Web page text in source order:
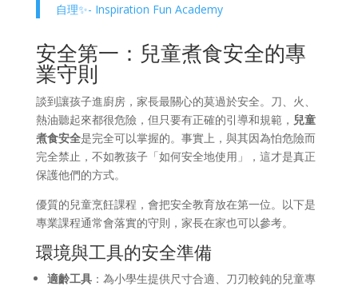
自理✨- Inspiration Fun Academy
安全第一：兒童煮食安全的專
業守則
談到讓孩子進廚房，家長最關心的莫過於安全。刀、火、
熱油聽起來都很危險，但只要有正確的引導和規範， 兒童
煮食安全是完全可以掌握的。事實上，與其因為怕危險而
完全禁止，不如教孩子「如何安全地使用」，這才是真正
保護他們的方式。
優質的兒童烹飪課程，會把安全教育放在第一位。以下是
專業課程通常會落實的守則，家長在家也可以參考。
環境與工具的安全準備
適齡工具：為小學生提供尺寸合適、刀刃較鈍的兒童專